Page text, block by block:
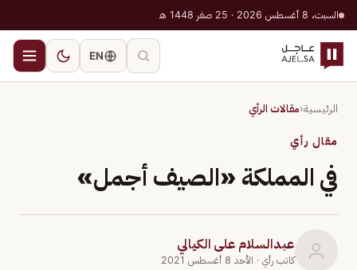
السبت، 8 أغسطس 2026 · 25 صفر 1448 هـ
EN
الرئيسية‹مقالات الرأي
مقال رأي
في المملكة «الصيف أجمل»
عبدالسلام على الكيالي
كاتب رأي · الأحد 8 أغسطس 2021